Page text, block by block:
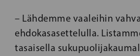
– Lähdemme vaaleihin
ehdokasasettelulla.
tasaisella